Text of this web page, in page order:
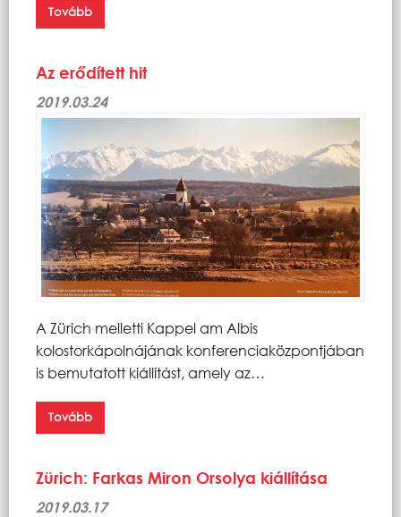
Tovább
Az erődített hit
2019.03.24
A Zürich melletti Kappel am Albis
kolostorkápolnájának konferenciaközpontjában
is bemutatott kiállítást, amely az…
Tovább
Zürich: Farkas Miron Orsolya kiállítása
2019.03.17